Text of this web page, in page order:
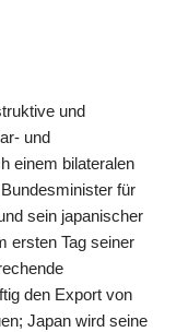
und
und
einem bilateralen
für
sein japanischer
ersten Tag seiner
den Export von
Japan wird seine